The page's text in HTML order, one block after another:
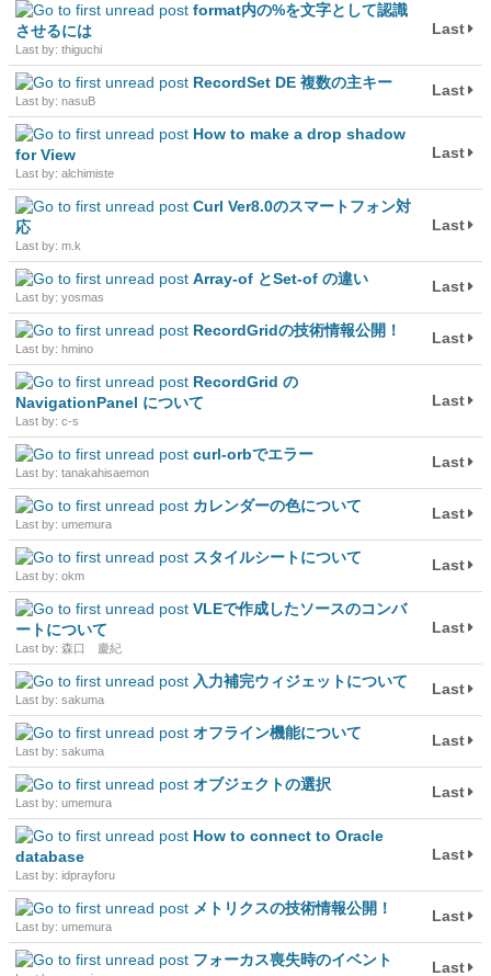
format内の%を文字として認識
させるには
Last by: thiguchi
Last
RecordSet DE 複数の主キー
Last by: nasuB
Last
How to make a drop shadow
for View
Last by: alchimiste
Last
Curl Ver8.0のスマートフォン対
応
Last by: m.k
Last
Array-of とSet-of の違い
Last by: yosmas
Last
RecordGridの技術情報公開！
Last by: hmino
Last
RecordGrid の
NavigationPanel について
Last by: c-s
Last
curl-orbでエラー
Last by: tanakahisaemon
Last
カレンダーの色について
Last by: umemura
Last
スタイルシートについて
Last by: okm
Last
VLEで作成したソースのコンバ
ートについて
Last by: 森口 慶紀
Last
入力補完ウィジェットについて
Last by: sakuma
Last
オフライン機能について
Last by: sakuma
Last
オブジェクトの選択
Last by: umemura
Last
How to connect to Oracle
database
Last by: idprayforu
Last
メトリクスの技術情報公開！
Last by: umemura
Last
フォーカス喪失時のイベント Last